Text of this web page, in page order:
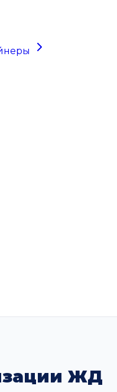
ЖД